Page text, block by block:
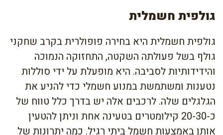
גולפית חשמלית
גולפית חשמלית היא בחירה פופולרית בקרב שחקני
גולף בשל פעולתה השקטה, התחזוקה הנמוכה
והידידותיות לסביבה. היא מופעלת על ידי סוללות
נטענות ומשתמשת במנוע חשמלי כדי להניע את
הגלגלים שלה. לרכבים אלה יש בדרך כלל טווח של
כ-20-30 קילומטרים בטעינה אחת וניתן להטעין
אותן באמצעות חשמל ביתי רגיל. כמה יתרונות של